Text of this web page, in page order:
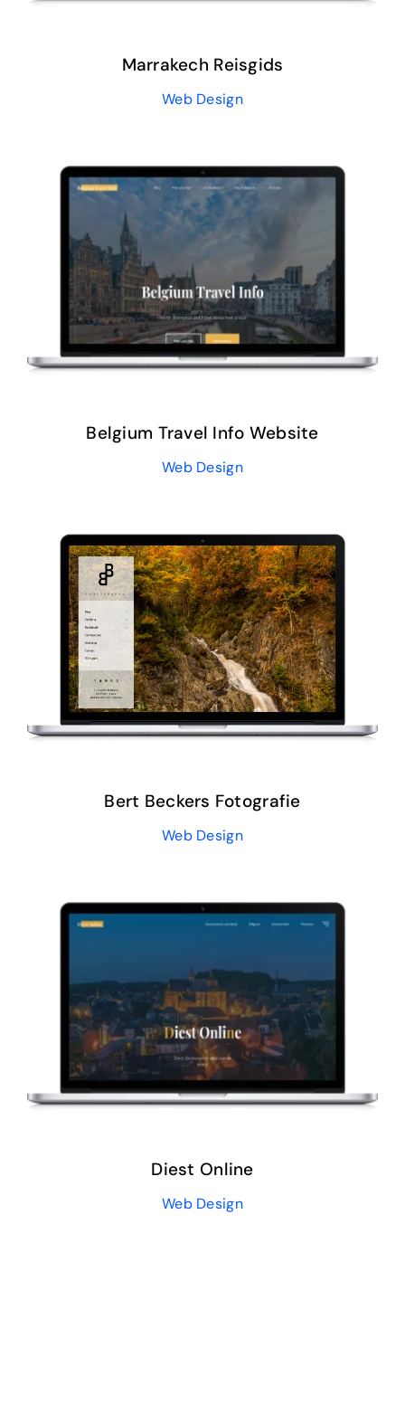
Marrakech Reisgids
Web Design
Belgium Travel Info
Website
Web Design
Belgium Travel Info Website
Web Design
Bert Beckers Fotografie
Web Design
Bert Beckers Fotografie
Web Design
Diest Online
Web Design
Diest Online
Web Design